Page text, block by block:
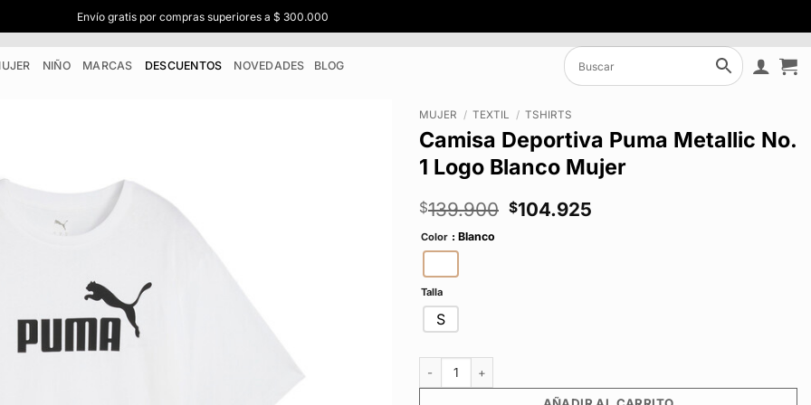
Envío gratis por compras superiores a $ 300.000
NIÑO MARCAS DESCUENTOS NOVEDADES BLOG
MUJER / TEXTIL / TSHIRTS
Camisa Deportiva Puma Metallic No.
1 Logo Blanco Mujer
$139.900 El
$104.925
Color : Blanco
Talla
S